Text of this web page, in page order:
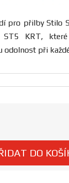
pro přilby Stilo
ST5 KRT,
odolnost při
DO